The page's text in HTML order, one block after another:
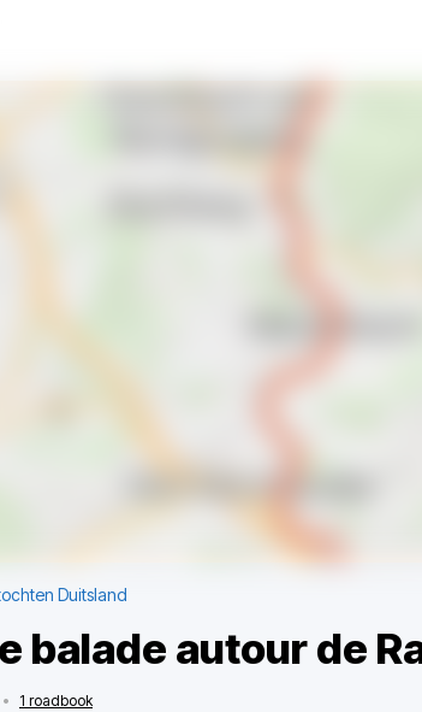
Duitsland
balade autour de
• 1 roadbook